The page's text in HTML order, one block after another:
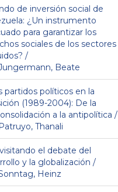
de inversión social de
¿Un instrumento
para garantizar los
sociales de los sectores
/
Beate
partidos políticos en la
(1989-2004): De la
a la antipolítica /
Thanali
el debate del
y la globalización /
Heinz